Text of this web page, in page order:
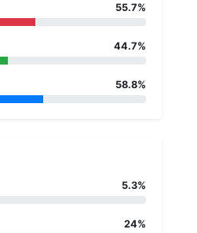
55.7%
44.7%
58.8%
5.3%
24%